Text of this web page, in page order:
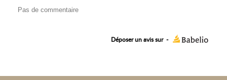
Pas de commentaire
Déposer un avis sur -